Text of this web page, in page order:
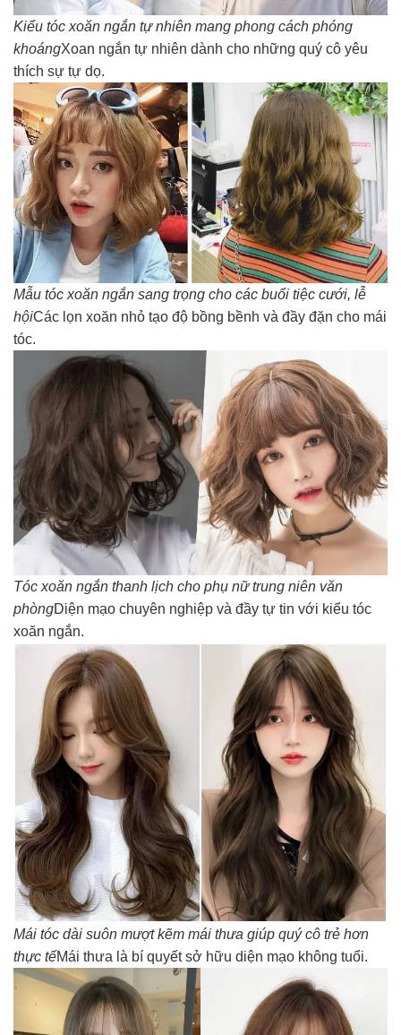
Kiểu tóc xoăn ngắn tự nhiên mang phong cách phóng
khoángXoan ngắn tự nhiên dành cho những quý cô yêu
thích sự tự dọ.
Mẫu tóc xoăn ngắn sang trọng cho các buổi tiệc cưới, lễ
hộiCác lọn xoăn nhỏ tạo độ bồng bềnh và đầy đặn cho mái
tóc.
Tóc xoăn ngắn thanh lịch cho phụ nữ trung niên văn
phòngDiện mạo chuyên nghiệp và đầy tự tin với kiểu tóc
xoăn ngắn.
Mái tóc dài suôn mượt kẽm mái thưa giúp quý cô trẻ hơn
thực tếMái thưa là bí quyết sở hữu diện mạo không tuổi.